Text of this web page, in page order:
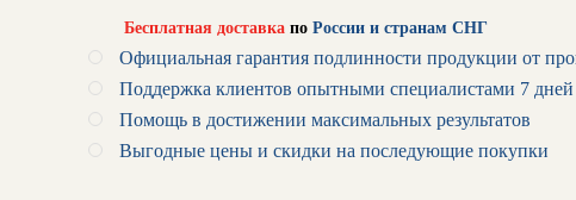
Бесплатная доставка по России и странам СНГ
Официальная гарантия подлинности продукции от
Поддержка клиентов опытными специалистами 7
Помощь в достижении максимальных результатов
Выгодные цены и скидки на последующие покупки